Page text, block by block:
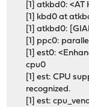
[1] atkbd0:
[1] kbd0 at
[1] atkbd0:
[1] ppc0:
[1] est0:
cpu0
[1] est: CPU
recognized.
[1] est: